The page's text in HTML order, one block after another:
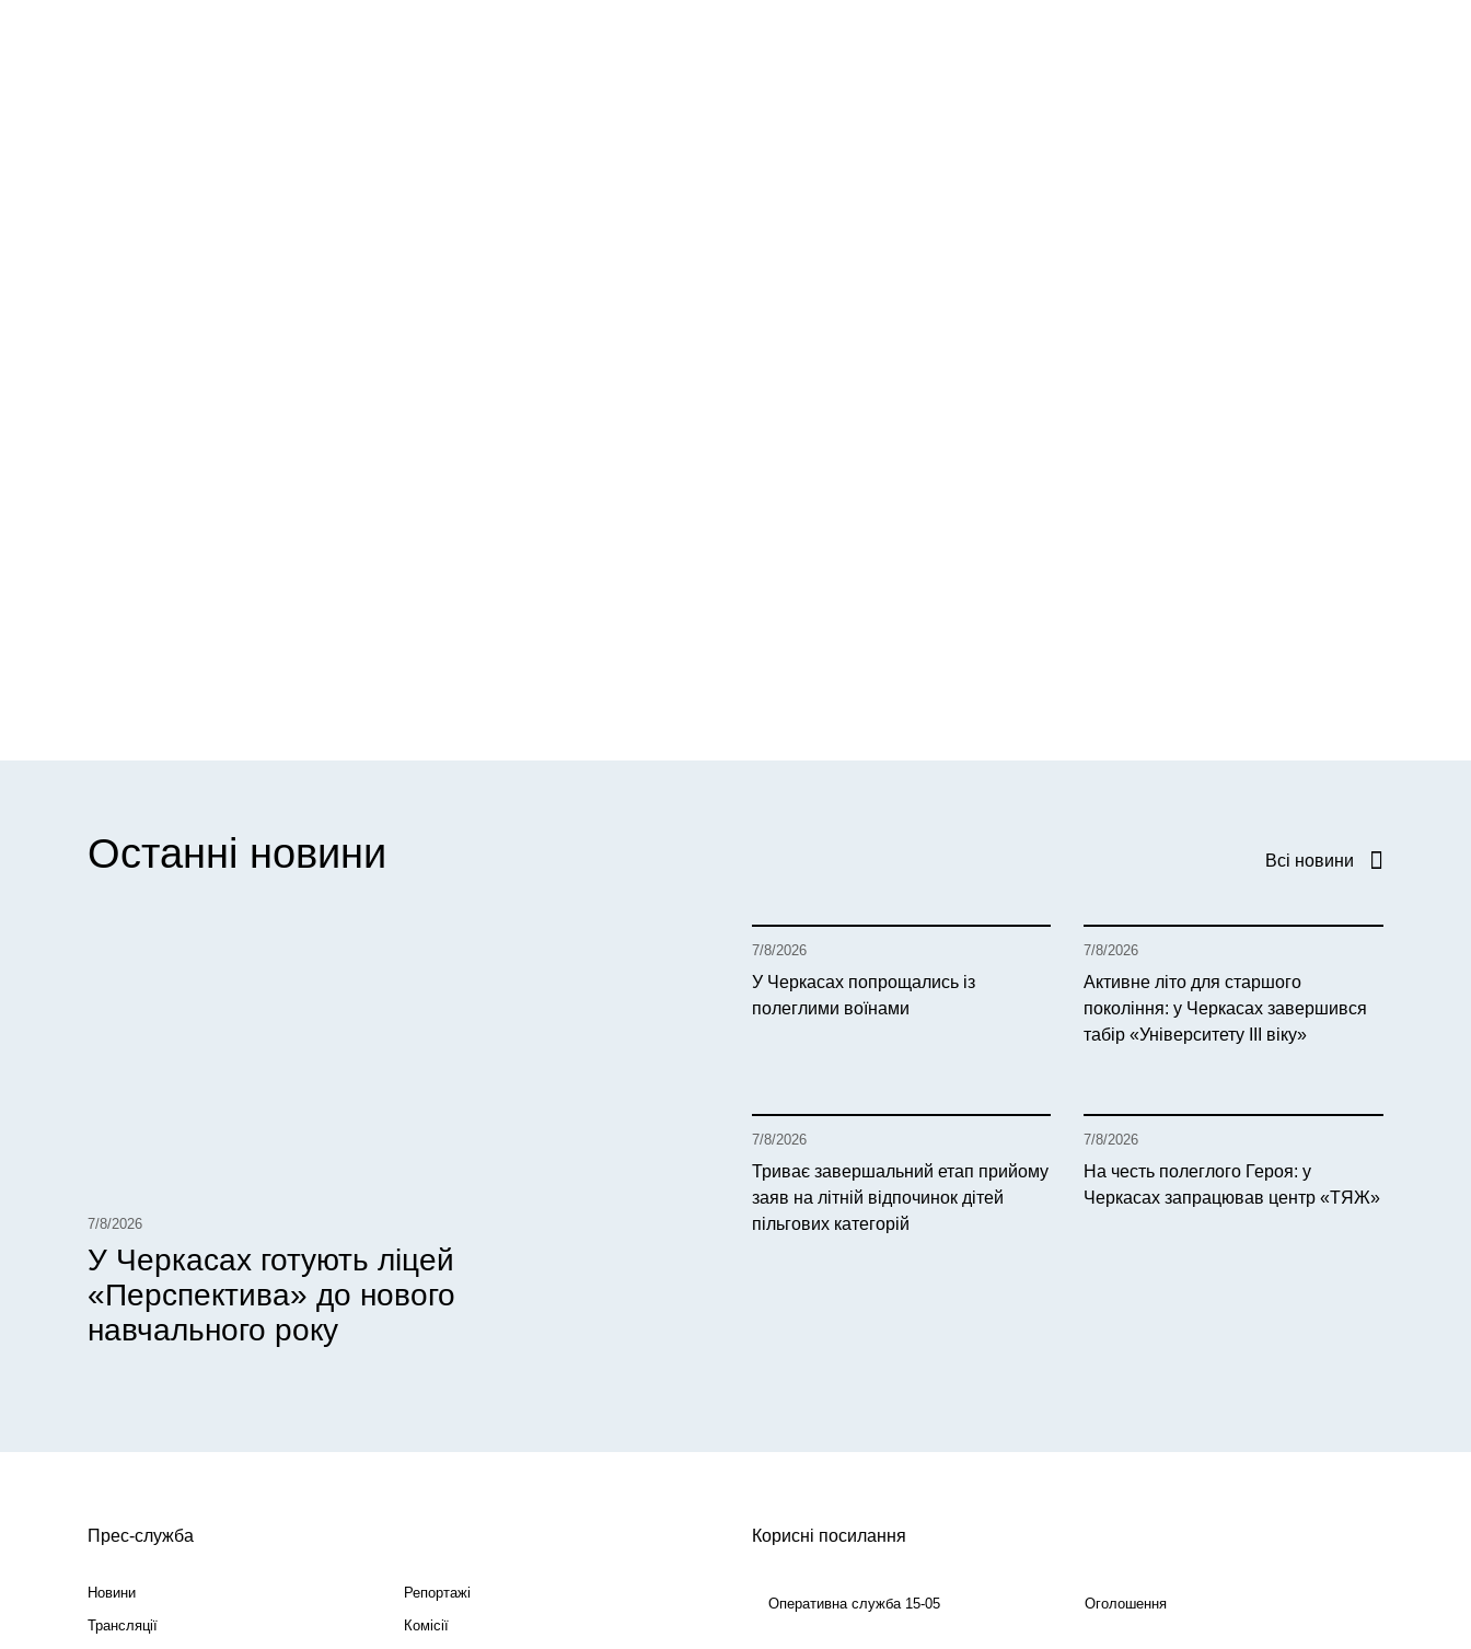
Останні новини Всі новини
7/8/2026
У Черкасах готують ліцей
«Перспектива» до нового
навчального року
7/8/2026
У Черкасах попрощались із
полеглими воїнами
7/8/2026
Активне літо для старшого
покоління: у Черкасах завершився
табір «Університету ІІІ віку»
7/8/2026
Триває завершальний етап прийому
заяв на літній відпочинок дітей
пільгових категорій
7/8/2026
На честь полеглого Героя: у
Черкасах запрацював центр «ТЯЖ»
Прес-служба
Новини
Репортажі
Трансляції
Комісії
Корисні посилання
Оперативна служба 15-05 Оголошення